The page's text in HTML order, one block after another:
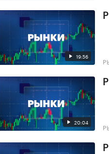
19:56
20:04